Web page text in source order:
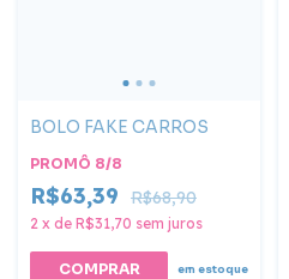
BOLO FAKE CARROS
PROMÔ 8/8
R$63,39 R$68,90
2 x de R$31,70 sem juros
COMPRAR em estoque